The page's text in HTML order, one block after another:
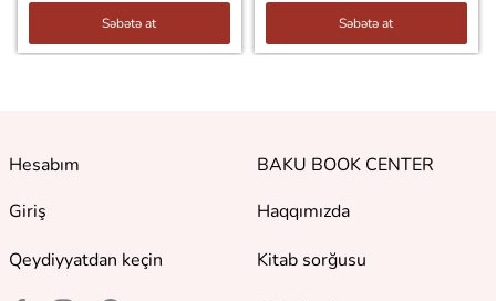
Səbətə at Səbətə at
Hesabım
Giriş
Qeydiyyatdan keçin
BAKU BOOK CENTER
Haqqımızda
Kitab sorğusu